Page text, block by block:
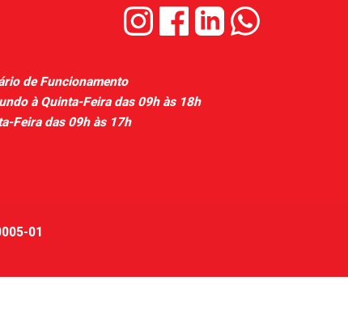
de Funcionamento
à Quinta-Feira das 09h às 18h
Feira das 09h às 17h
01